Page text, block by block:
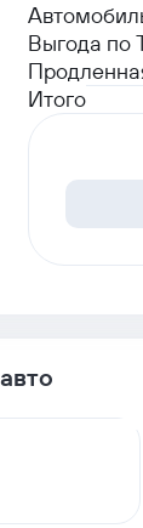
Выгода по
Итого